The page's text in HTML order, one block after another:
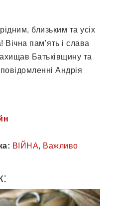
близьким та усіх
пам’ять і слава
Батьківщину та
Андрія
ВІЙНА, Важливо